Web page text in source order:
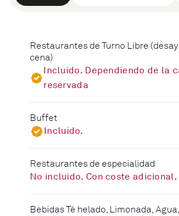
Restaurantes de Turno Libre
cena)
Incluido. Dependiendo de la
reservada
Buffet
Incluido.
Restaurantes de especialidad
No incluido. Con coste adicional.
Bebidas Té helado, Limonada,